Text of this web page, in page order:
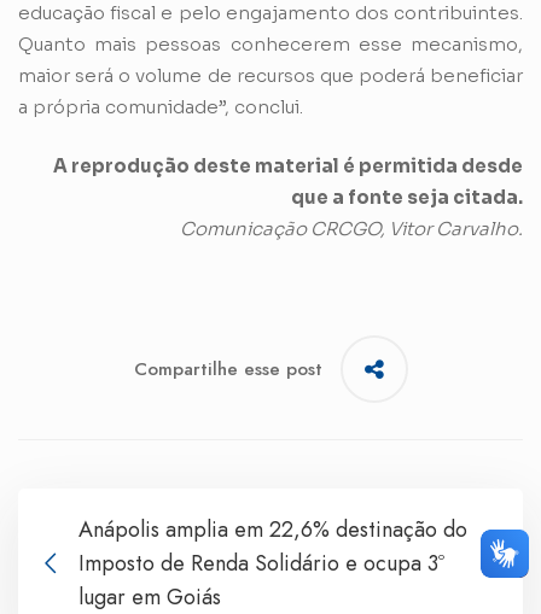
educação fiscal e pelo engajamento dos contribuintes.
Quanto mais pessoas conhecerem esse mecanismo,
maior será o volume de recursos que poderá beneficiar
a própria comunidade”, conclui.
A reprodução deste material é permitida desde
que a fonte seja citada.
Comunicação CRCGO, Vitor Carvalho.
Compartilhe esse post
Anápolis amplia em 22,6% destinação do
Imposto de Renda Solidário e ocupa 3º
lugar em Goiás